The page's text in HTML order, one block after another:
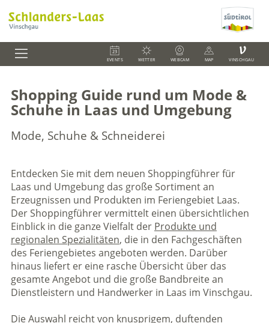
EVENTS WETTER WEBCAM MAP
V
VINSCHGAU
Shopping Guide rund um Mode &
Schuhe in Laas und Umgebung
Mode, Schuhe & Schneiderei
Entdecken Sie mit dem neuen Shoppingführer für
Laas und Umgebung das große Sortiment an
Erzeugnissen und Produkten im Feriengebiet Laas.
Der Shoppingführer vermittelt einen übersichtlichen
Einblick in die ganze Vielfalt der Produkte und
regionalen Spezialitäten, die in den Fachgeschäften
des Feriengebietes angeboten werden. Darüber
hinaus liefert er eine rasche Übersicht über das
gesamte Angebot und die große Bandbreite an
Dienstleistern und Handwerker in Laas im Vinschgau.
Die Auswahl reicht von knusprigem, duftenden